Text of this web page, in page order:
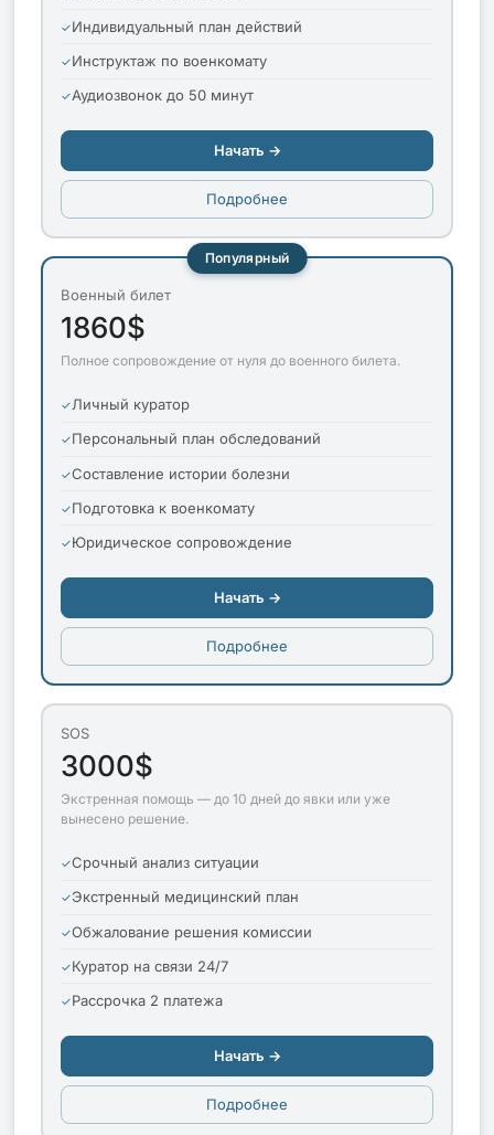
Индивидуальный план действий
Инструктаж по военкомату
Аудиозвонок до 50 минут
Начать →
Подробнее
Популярный
Военный билет
1860$
Полное сопровождение от нуля до военного билета.
Личный куратор
Персональный план обследований
Составление истории болезни
Подготовка к военкомату
Юридическое сопровождение
Начать →
Подробнее
SOS
3000$
Экстренная помощь — до 10 дней до явки или уже
вынесено решение.
Срочный анализ ситуации
Экстренный медицинский план
Обжалование решения комиссии
Куратор на связи 24/7
Рассрочка 2 платежа
Начать →
Подробнее